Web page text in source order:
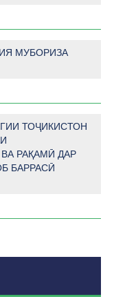
МУБОРИЗА
ТОҶИКИСТОН
РАҚАМӢ ДАР
БАРРАСӢ